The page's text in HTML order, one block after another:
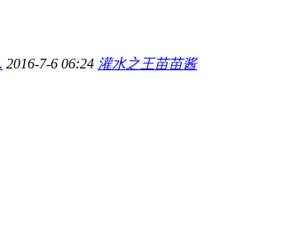
2016-7-6 06:24 灌水之王苗苗酱